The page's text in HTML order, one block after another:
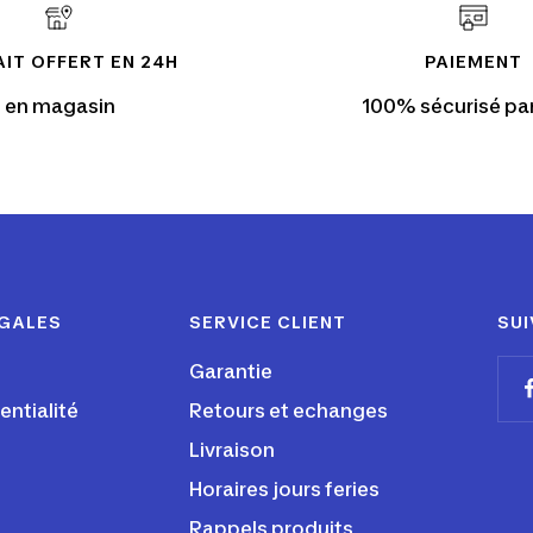
OFFERT EN 24H
en magasin
PAIEMENT
100% sécurisé
SERVICE CLIENT
Garantie
Retours et echanges
Livraison
Horaires jours feries
Rappels produits